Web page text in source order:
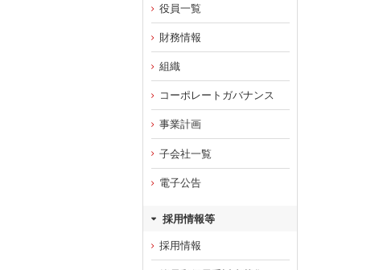
役員一覧
財務情報
組織
コーポレートガバナンス
事業計画
子会社一覧
電子公告
採用情報等
採用情報